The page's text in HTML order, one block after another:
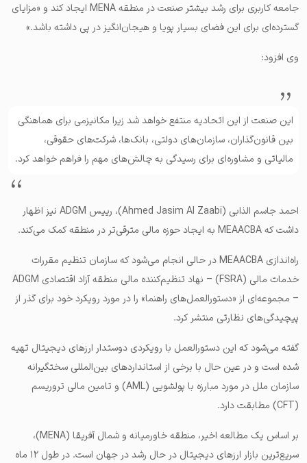
جامعه کاربری برای رشد بیشتر صنعت در منطقه MENA ایجاد کند و «مزایای
گسترده‌ای برای این فضای بسیار پویا و هیجان‌انگیز در پی داشته باشد.»
وی افزود:
این صنعت از این اتحادیه منتفع خواهد شد زیرا مکانیزمی برای هماهنگی
بین قانون‌گذاران، سازمان‌های دولتی، بانک‌ها، شرکت‌های حقوقی،
مالیاتی و مشاوره‌ای برای رسیدگی به چالش‌های مهم را فراهم خواهد کرد.
احمد جاسم الذابی (Ahmed Jasim Al Zaabi)، رییس ADGM نیز اظهار
داشت که MEAACBA به ایجاد حوزه مالی مترقی‌تر در منطقه کمک می‌کند.
راه‌اندازی MEAACBA در حالی انجام می‌شود که سازمان تنظیم مقررات
خدمات مالی (FSRA) – نهاد تنظیم‌کننده مالی منطقه آزاد اقتصادی ADGM
– مجموعه‌ای از «دستورالعمل‌های راهنما» را در مورد رویکرد خود برای گذر از
پیچیدگی‌های نظارتی منتشر کرد.
گفته می‌شود که این دستورالعمل با رویکردی دوستدار ارزهای دیجیتال تهیه
شده است و در عین حال با برخی از استانداردهای بین‌المللی سختگیرانه
سازمان ملل در مورد مبارزه با پولشویی (AML) و تامین مالی تروریسم
(CFT) مطابقت دارد.
بر اساس یک مطالعه اخیر، منطقه خاورمیانه و شمال آفریقا (MENA)،
سریع‌ترین بازار ارزهای دیجیتال در حال رشد در جهان است. در طول ۱۲ ماه